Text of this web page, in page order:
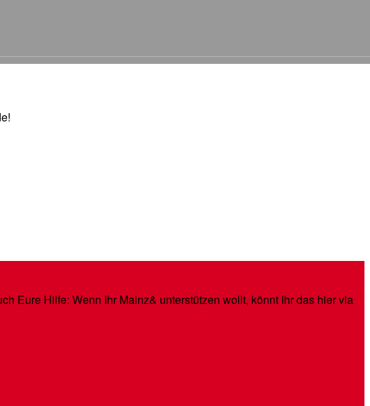
Eure Hilfe: Wenn Ihr Mainz& unterstützen wollt, könnt Ihr das hier via